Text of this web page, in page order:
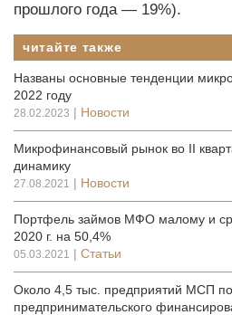
прошлого года — 19%).
читайте также
Названы основные тенденции
2022 году
28.02.2023 | Новости
Микрофинансовый рынок во II
динамику
27.08.2021 | Новости
Портфель займов МФО малому и
2020 г. на 50,4%
05.03.2021 | Статьи
Около 4,5 тыс. предприятий МСП
предпринимательского